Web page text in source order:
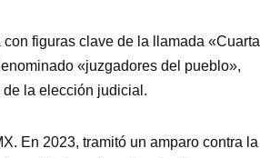
figuras clave de la llamada «Cuarta
«juzgadores del pueblo»,
la elección judicial.
En 2023, tramitó un amparo contra la